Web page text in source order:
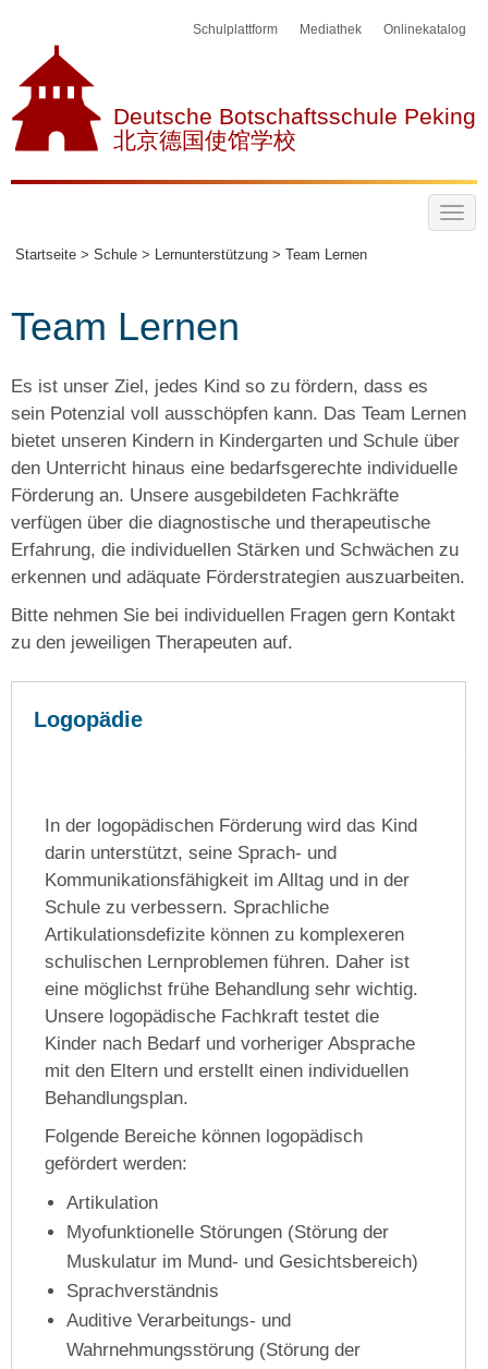
Onlinekatalog
Mediathek
Schulplattform
Deutsche Botschaftsschule Peking
北京德国使馆学校
Startseite > Schule > Lernunterstützung > Team Lernen
Team Lernen
Es ist unser Ziel, jedes Kind so zu fördern, dass es
sein Potenzial voll ausschöpfen kann. Das Team Lernen
bietet unseren Kindern in Kindergarten und Schule über
den Unterricht hinaus eine bedarfsgerechte individuelle
Förderung an. Unsere ausgebildeten Fachkräfte
verfügen über die diagnostische und therapeutische
Erfahrung, die individuellen Stärken und Schwächen zu
erkennen und adäquate Förderstrategien auszuarbeiten.
Bitte nehmen Sie bei individuellen Fragen gern Kontakt
zu den jeweiligen Therapeuten auf.
Logopädie
In der logopädischen Förderung wird das Kind
darin unterstützt, seine Sprach- und
Kommunikationsfähigkeit im Alltag und in der
Schule zu verbessern. Sprachliche
Artikulationsdefizite können zu komplexeren
schulischen Lernproblemen führen. Daher ist
eine möglichst frühe Behandlung sehr wichtig.
Unsere logopädische Fachkraft testet die
Kinder nach Bedarf und vorheriger Absprache
mit den Eltern und erstellt einen individuellen
Behandlungsplan.
Folgende Bereiche können logopädisch
gefördert werden:
Artikulation
Myofunktionelle Störungen (Störung der
Muskulatur im Mund- und Gesichtsbereich)
Sprachverständnis
Auditive Verarbeitungs- und
Wahrnehmungsstörung (Störung der